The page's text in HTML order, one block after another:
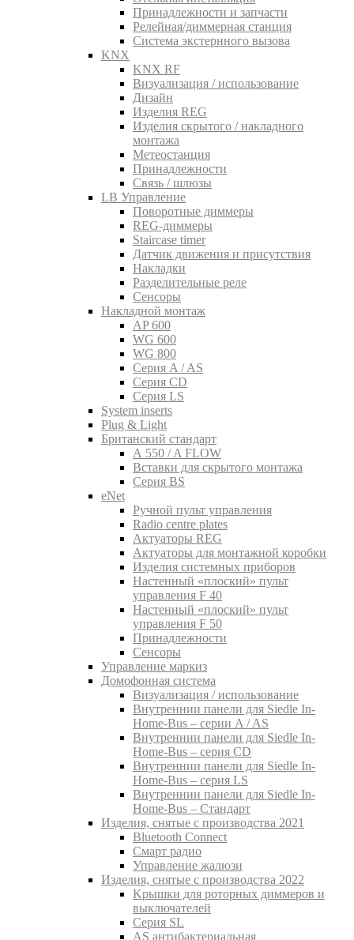
Принадлежности и запчасти
Релейная/диммерная станция
Система экстернного вызова
KNX
KNX RF
Визуализация / использование
Дизайн
Изделия REG
Изделия скрытого / накладного
монтажа
Метеостанция
Принадлежности
Связь / шлюзы
LB Управление
Поворотные диммеры
REG-диммеры
Staircase timer
Датчик движения и присутствия
Накладки
Разделительные реле
Сенсоры
Накладной монтаж
AP 600
WG 600
WG 800
Серия A / AS
Серия CD
Серия LS
System inserts
Plug & Light
Британский стандарт
A 550 / A FLOW
Вставки для скрытого монтажа
Серия BS
eNet
Pучной пульт управления
Radio centre plates
Актуаторы REG
Актуаторы для монтажной коробки
Изделия системных приборов
Настенный «плоский» пульт
управления F 40
Настенный «плоский» пульт
управления F 50
Принадлежности
Сенсоры
Управление маркиз
Домофонная система
Визуализация / использование
Внутреннии панели для Siedle In-
Home-Bus – серии A / AS
Внутреннии панели для Siedle In-
Home-Bus – серия CD
Внутреннии панели для Siedle In-
Home-Bus – серия LS
Внутреннии панели для Siedle In-
Home-Bus – Стандарт
Изделия, снятые с производства 2021
Bluetooth Connect
Смарт радио
Управление жалюзи
Изделия, снятые с производства 2022
Kрышки для роторных диммеров и
выключателей
Серия SL
AS антибактериальная